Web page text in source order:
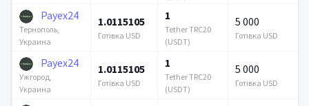
Payex24
Тернополь,
Украина
1.0115105
Готівка USD
1
Tether TRC20
(USDT)
5 000
Готівка USD
Payex24
Ужгород,
Украина
1.0115105
Готівка USD
1
Tether TRC20
(USDT)
5 000
Готівка USD